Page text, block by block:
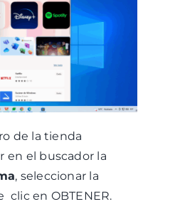
de la tienda
en el buscador la
, seleccionar la
clic en OBTENER.